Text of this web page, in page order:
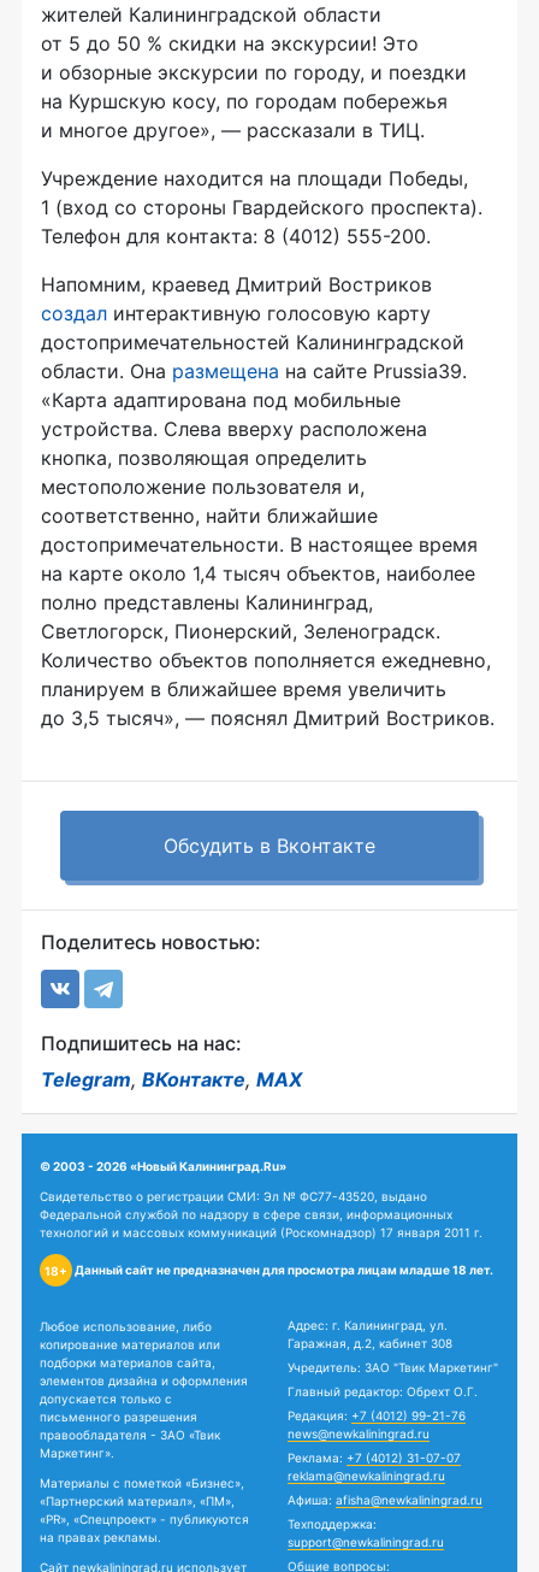
жителей Калининградской области
от 5 до 50 % скидки на экскурсии! Это
и обзорные экскурсии по городу, и поездки
на Куршскую косу, по городам побережья
и многое другое», — рассказали в ТИЦ.
Учреждение находится на площади Победы,
1 (вход со стороны Гвардейского проспекта).
Телефон для контакта: 8 (4012) 555-200.
Напомним, краевед Дмитрий Востриков
создал интерактивную голосовую карту
достопримечательностей Калининградской
области. Она размещена на сайте Prussia39.
«Карта адаптирована под мобильные
устройства. Слева вверху расположена
кнопка, позволяющая определить
местоположение пользователя и,
соответственно, найти ближайшие
достопримечательности. В настоящее время
на карте около 1,4 тысяч объектов, наиболее
полно представлены Калининград,
Светлогорск, Пионерский, Зеленоградск.
Количество объектов пополняется ежедневно,
планируем в ближайшее время увеличить
до 3,5 тысяч», — пояснял Дмитрий Востриков.
Обсудить в Вконтакте
Поделитесь новостью:
Подпишитесь на нас:
Telegram, ВКонтакте, MAX
© 2003 - 2026 «Новый Калининград.Ru»
Свидетельство о регистрации СМИ: Эл № ФС77-43520, выдано
Федеральной службой по надзору в сфере связи, информационных
технологий и массовых коммуникаций (Роскомнадзор) 17 января 2011 г.
18+ Данный сайт не предназначен для просмотра лицам младше 18 лет.
Любое использование, либо
копирование материалов или
подборки материалов сайта,
элементов дизайна и оформления
допускается только с
письменного разрешения
правообладателя - ЗАО «Твик
Маркетинг».
Материалы с пометкой «Бизнес»,
«Партнерский материал», «ПМ»,
«PR», «Спецпроект» - публикуются
на правах рекламы.
Сайт newkaliningrad.ru использует
Адрес: г. Калининград, ул.
Гаражная, д.2, кабинет 308
Учредитель: ЗАО "Твик Маркетинг"
Главный редактор: Обрехт О.Г.
Редакция: +7 (4012) 99-21-76
news@newkaliningrad.ru
Реклама: +7 (4012) 31-07-07
reklama@newkaliningrad.ru
Афиша: afisha@newkaliningrad.ru
Техподдержка:
support@newkaliningrad.ru
Общие вопросы: